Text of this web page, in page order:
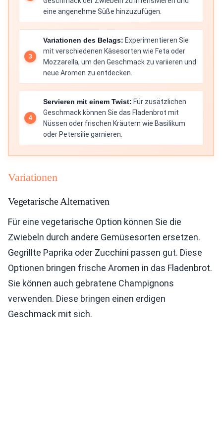
eine angenehme Süße hinzuzufügen.
Variationen des Belags: Experimentieren Sie
mit verschiedenen Käsesorten wie Feta oder
Mozzarella, um den Geschmack zu variieren und
neue Aromen zu entdecken.
Servieren mit einem Twist: Für zusätzlichen
Geschmack können Sie das Fladenbrot mit
Nüssen oder frischen Kräutern wie Basilikum
oder Petersilie garnieren.
Variationen
Vegetarische Alternativen
Für eine vegetarische Option können Sie die
Zwiebeln durch andere Gemüsesorten ersetzen.
Gegrillte Paprika oder Zucchini passen gut. Diese
Optionen bringen frische Aromen in das Fladenbrot.
Sie können auch gebratene Champignons
verwenden. Diese bringen einen erdigen
Geschmack mit sich.